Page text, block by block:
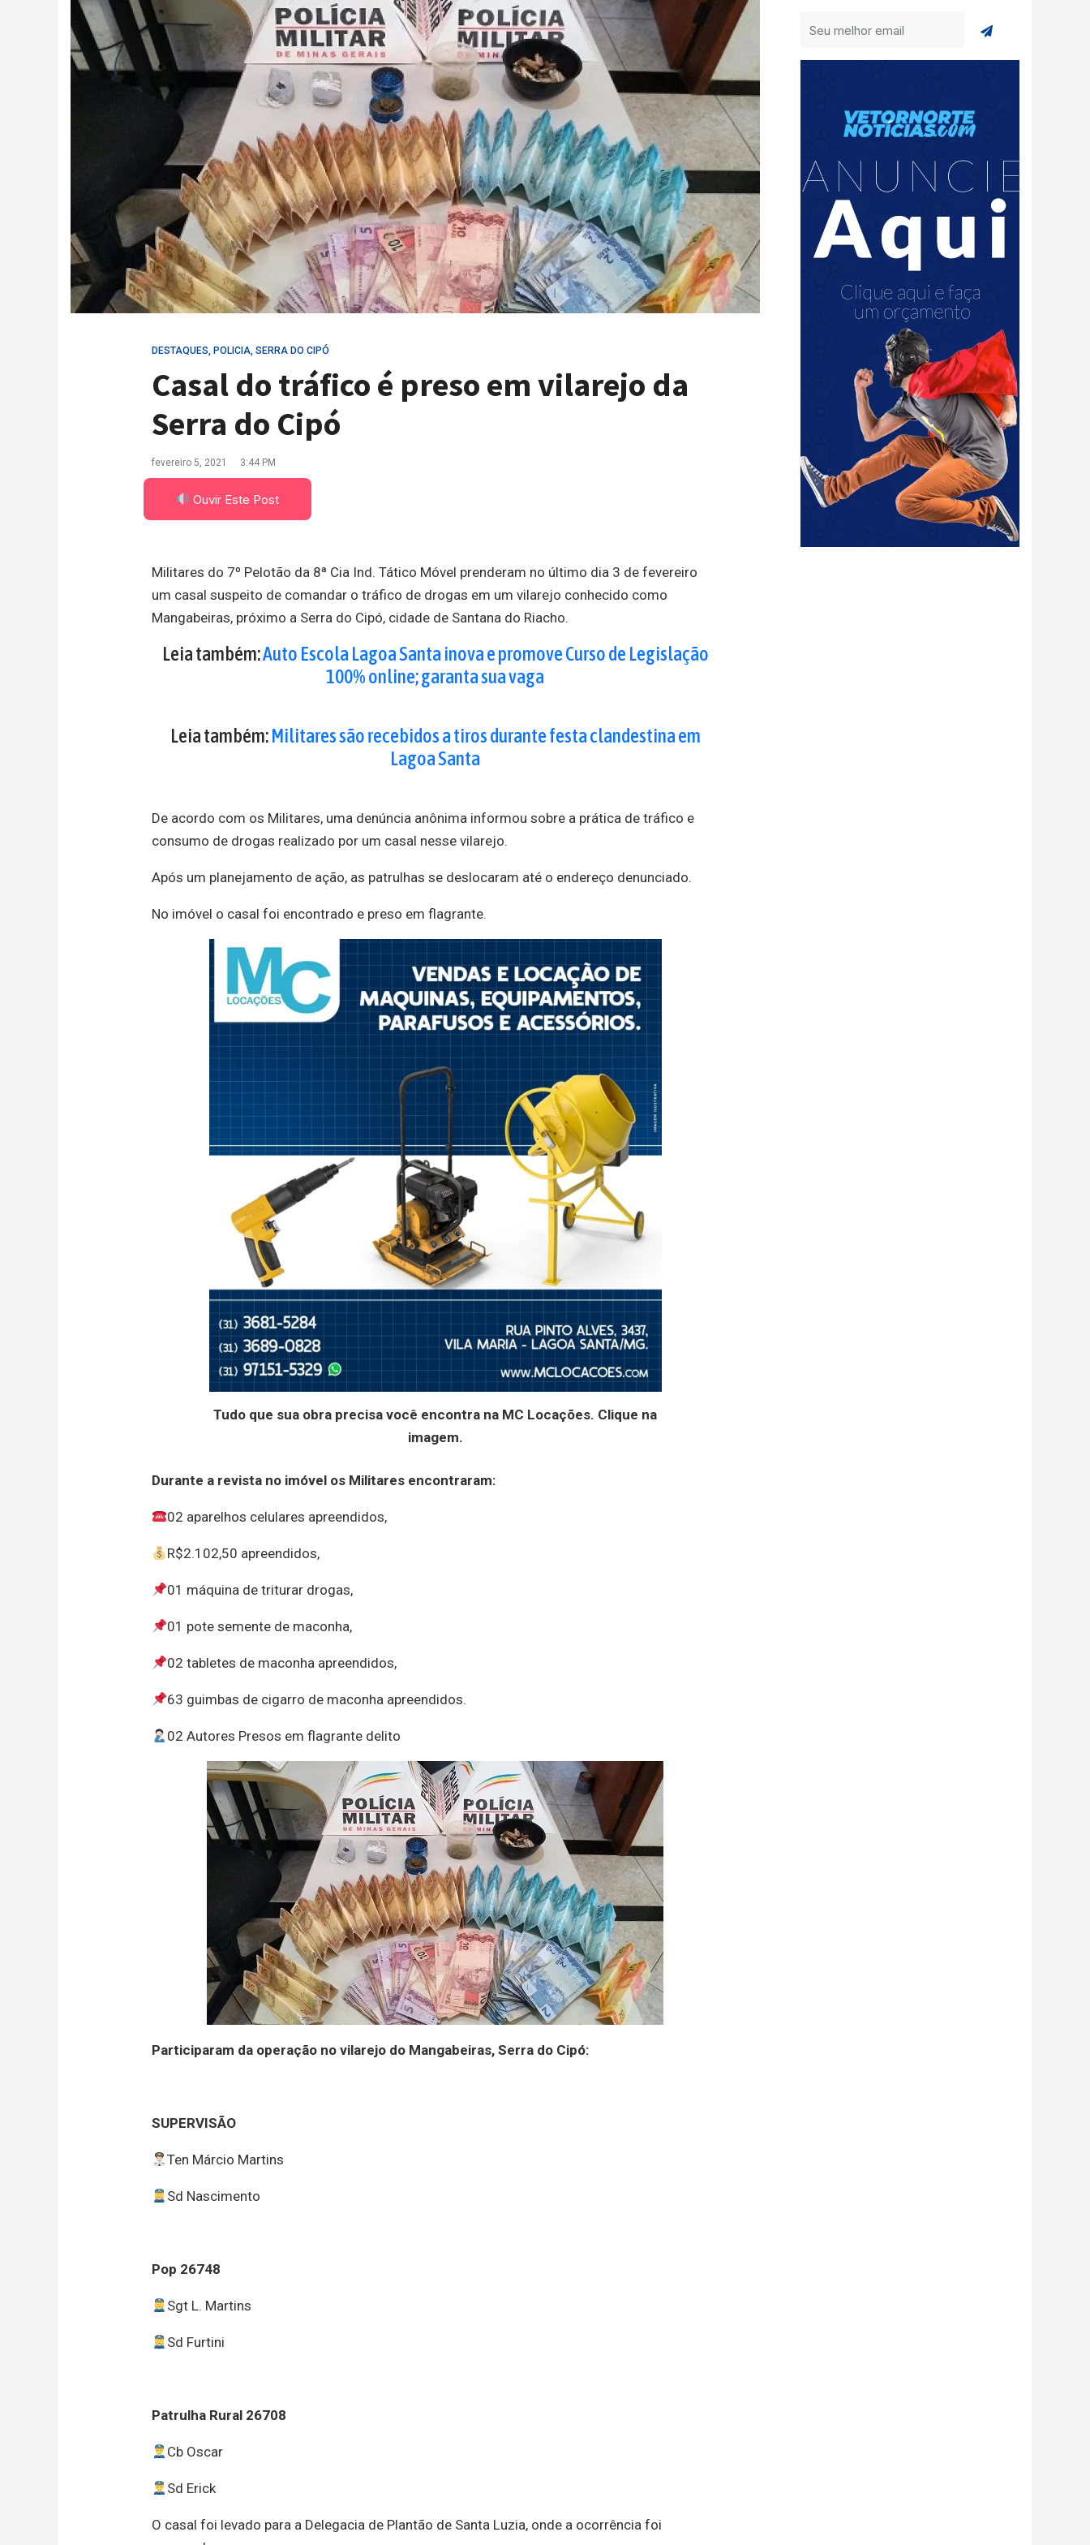
DESTAQUES, POLICIA, SERRA DO CIPÓ
Casal do tráfico é preso em vilarejo da
Serra do Cipó
fevereiro 5, 2021 3:44 PM
Ouvir Este Post
Militares do 7º Pelotão da 8ª Cia Ind. Tático Móvel prenderam no último dia 3 de fevereiro
um casal suspeito de comandar o tráfico de drogas em um vilarejo conhecido como
Mangabeiras, próximo a Serra do Cipó, cidade de Santana do Riacho.
Leia também:Auto Escola Lagoa Santa inova e promove Curso de Legislação
100% online; garanta sua vaga
Leia também:Militares são recebidos a tiros durante festa clandestina em
Lagoa Santa
De acordo com os Militares, uma denúncia anônima informou sobre a prática de tráfico e
consumo de drogas realizado por um casal nesse vilarejo.
Após um planejamento de ação, as patrulhas se deslocaram até o endereço denunciado.
No imóvel o casal foi encontrado e preso em flagrante.
Tudo que sua obra precisa você encontra na MC Locações. Clique na
imagem.
Durante a revista no imóvel os Militares encontraram:
02 aparelhos celulares apreendidos,
R$2.102,50 apreendidos,
01 máquina de triturar drogas,
01 pote semente de maconha,
02 tabletes de maconha apreendidos,
63 guimbas de cigarro de maconha apreendidos.
02 Autores Presos em flagrante delito
Participaram da operação no vilarejo do Mangabeiras, Serra do Cipó:
SUPERVISÃO
Ten Márcio Martins
Sd Nascimento
Pop 26748
Sgt L. Martins
Sd Furtini
Patrulha Rural 26708
Cb Oscar
Sd Erick
O casal foi levado para a Delegacia de Plantão de Santa Luzia, onde a ocorrência foi